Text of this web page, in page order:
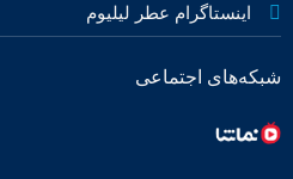
اینستاگرام عطر لیلیوم
شبکه‌های اجتماعی